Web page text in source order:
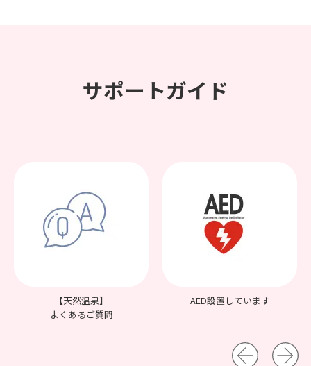
サポートガイド
【天然温泉】
よくあるご質問
AED設置しています